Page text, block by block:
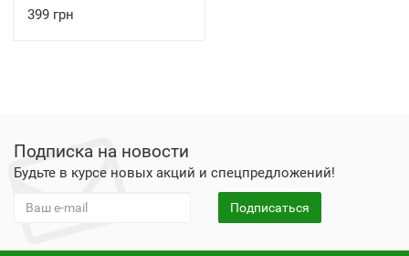
399 грн
Подписка на новости
Будьте в курсе новых акций и спецпредложений!
Подписаться